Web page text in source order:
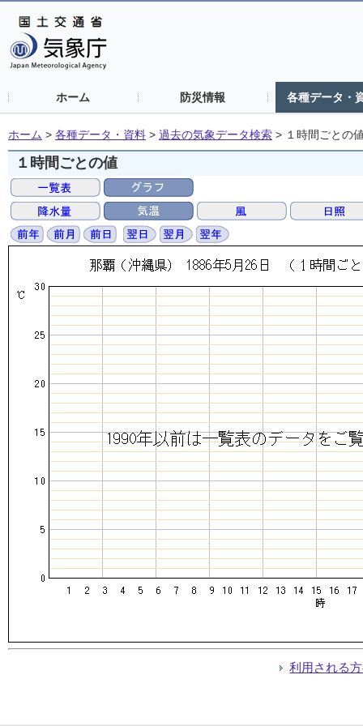
ホーム 防災情報 各種データ・
ホーム > 各種データ・資料 > 過去の気象データ検索 > １時間ごとの
１時間ごとの値
利用される